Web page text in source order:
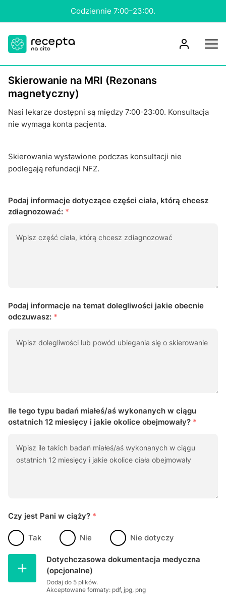
Codziennie 7:00–23:00.
Skierowanie na MRI (Rezonans
magnetyczny)
Nasi lekarze dostępni są między 7:00-23:00. Konsultacja
nie wymaga konta pacjenta.
Skierowania wystawione podczas konsultacji nie
podlegają refundacji NFZ.
Podaj informacje dotyczące części ciała, którą chcesz
zdiagnozować: *
Podaj informacje na temat dolegliwości jakie obecnie
odczuwasz: *
Ile tego typu badań miałeś/aś wykonanych w ciągu
ostatnich 12 miesięcy i jakie okolice obejmowały? *
Czy jest Pani w ciąży? *
Tak Nie Nie dotyczy
Dotychczasowa dokumentacja medyczna
(opcjonalne)
Dodaj do 5 plików.
Akceptowane formaty: pdf, jpg, png